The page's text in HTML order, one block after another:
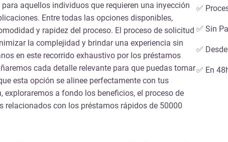
aquellos individuos que requieren una inyección
Entre todas las opciones disponibles,
y rapidez del proceso. El proceso de solicitud
la complejidad y brindar una experiencia sin
en este recorrido exhaustivo por los préstamos
cada detalle relevante para que puedas tomar
esta opción se alinee perfectamente con tus
exploraremos a fondo los beneficios, el proceso de
relacionados con los préstamos rápidos de 50000
✅
✅ Sin
✅
✅ En